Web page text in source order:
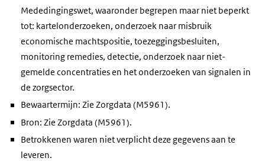
Mededingingswet, waaronder begrepen maar niet beperkt
tot: kartelonderzoeken, onderzoek naar misbruik
economische machtspositie, toezeggingsbesluiten,
monitoring remedies, detectie, onderzoek naar niet-
gemelde concentraties en het onderzoeken van signalen in
de zorgsector.
Bewaartermijn: Zie Zorgdata (M5961).
Bron: Zie Zorgdata (M5961).
Betrokkenen waren niet verplicht deze gegevens aan te
leveren.